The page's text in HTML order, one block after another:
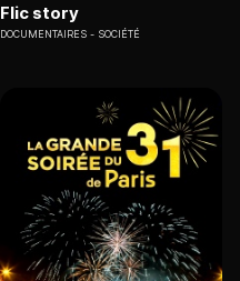
Flic story
DOCUMENTAIRES SOCIÉTÉ